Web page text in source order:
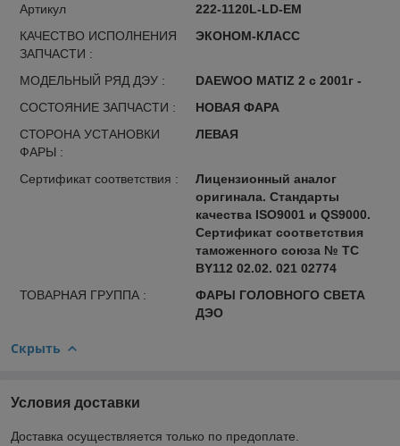
Артикул
222-1120L-LD-EM
КАЧЕСТВО ИСПОЛНЕНИЯ
ЗАПЧАСТИ :
ЭКОНОМ-КЛАСС
МОДЕЛЬНЫЙ РЯД ДЭУ :
DAEWOO MATIZ 2 с 2001г -
СОСТОЯНИЕ ЗАПЧАСТИ :
НОВАЯ ФАРА
СТОРОНА УСТАНОВКИ
ФАРЫ :
ЛЕВАЯ
Сертификат соответствия :
Лицензионный аналог
оригинала. Стандарты
качества ISO9001 и QS9000.
Сертификат соответствия
таможенного союза № ТС
BY112 02.02. 021 02774
ТОВАРНАЯ ГРУППА :
ФАРЫ ГОЛОВНОГО СВЕТА
ДЭО
Скрыть
Условия доставки
Доставка осуществляется только по предоплате.